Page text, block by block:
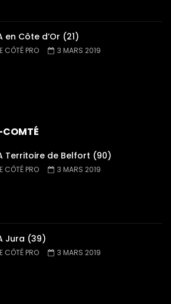
en Côte d’Or (21)
CÔTÉ PRO 3 MARS 2019
COMTÉ
Territoire de Belfort (90)
CÔTÉ PRO 3 MARS 2019
Jura (39)
CÔTÉ PRO 3 MARS 2019